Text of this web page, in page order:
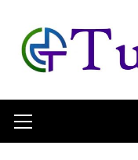
content
Menu